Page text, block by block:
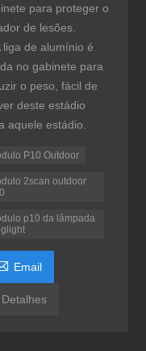
para proteger o
de lesões.
liga de alumínio é
no gabinete para
o peso, fácil de
deste estádio
aquele estádio.
P10 Outdoor
2scan outdoor
p10 da lâmpada
Email
Detalhes